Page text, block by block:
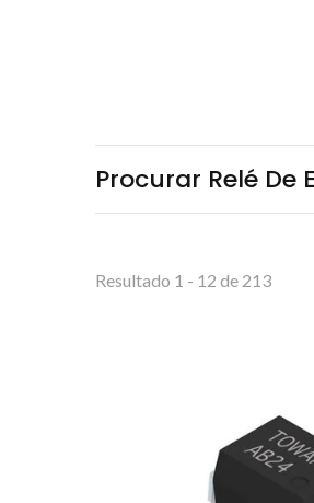
Procurar Relé De
Resultado 1 - 12 de 213